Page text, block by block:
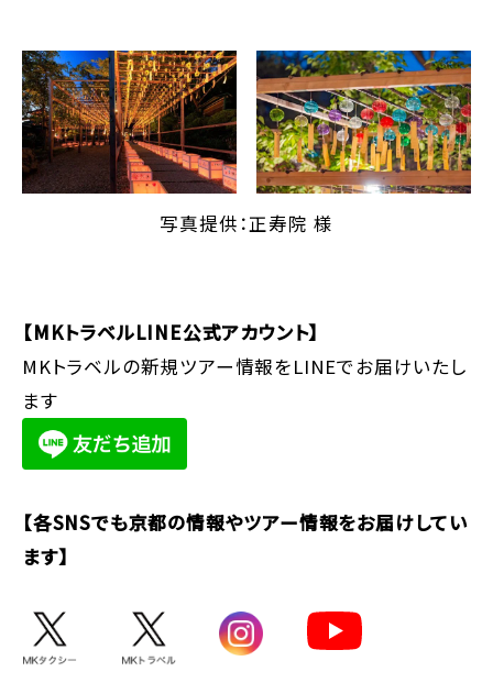
写真提供：正寿院 様
【MKトラベルLINE公式アカウント】
MKトラベルの新規ツアー情報をLINEでお届けいたし
ます
【各SNSでも京都の情報やツアー情報をお届けしてい
ます】